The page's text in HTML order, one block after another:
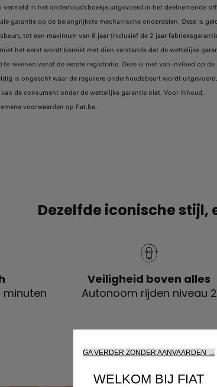
vermeld in het onderhoudsboekje,uitgevoerd in het deelnemende
garantie op de belangrijkste mechanische onderdelen. Deze is
tot een maximum van 8 jaar (inclusief de 2 jaar
het eerst wordt bereikt met dien verstande dat de wettelijke
rekenen vanaf de eerste registratie. Deze is niet van invloed op de
is ongeacht waar de reguliere onderhoudsbeurt wordt
de consument onder de wettelijke garantie niet. Voor inhoud,
voorwaarden op fiat.be.
Dezelfde iconische stijl,
minuten
Veiligheid boven alles
Autonoom rijden niveau 2​
GA VERDER ZONDER AANVAARDEN →
WELKOM BIJ FIAT